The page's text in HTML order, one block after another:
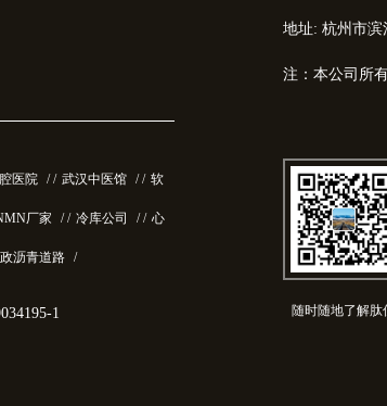
医院 / / 武汉中医馆 / / 软
厂家 / / 冷库公司 / / 心
沥青道路 /
1
地址: 杭州市滨
注：本公司所
随时随地了解肽